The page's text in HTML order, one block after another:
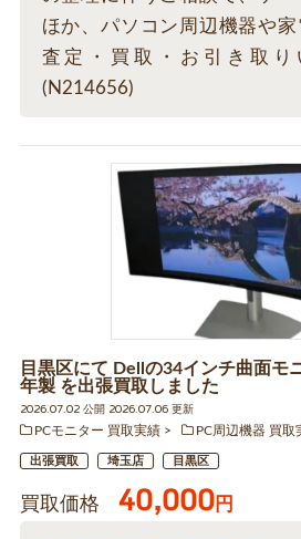
ほか、パソコン周辺機器や
査定・買取・お引き取り
(N214656)
目黒区にて Dellの34インチ曲面モ
年製 を出張買取しました
2026.07.02 公開 2026.07.06 更新
PCモニター 買取実績
PC周辺機器 買取
出張買取 埼玉店 目黒区
買取価格 40,000円